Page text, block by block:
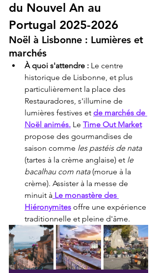
du Nouvel An au
Portugal 2025-2026
Noël à Lisbonne : Lumières et
marchés
À quoi s'attendre : Le centre
historique de Lisbonne, et plus
particulièrement la place des
Restauradores, s'illumine de
lumières festives et de marchés de
Noël animés. Le Time Out Market
propose des gourmandises de
saison comme les pastéis de nata
(tartes à la crème anglaise) et le
bacalhau com nata (morue à la
crème). Assister à la messe de
minuit à Le monastère des
Hiéronymites offre une expérience
traditionnelle et pleine d'âme.